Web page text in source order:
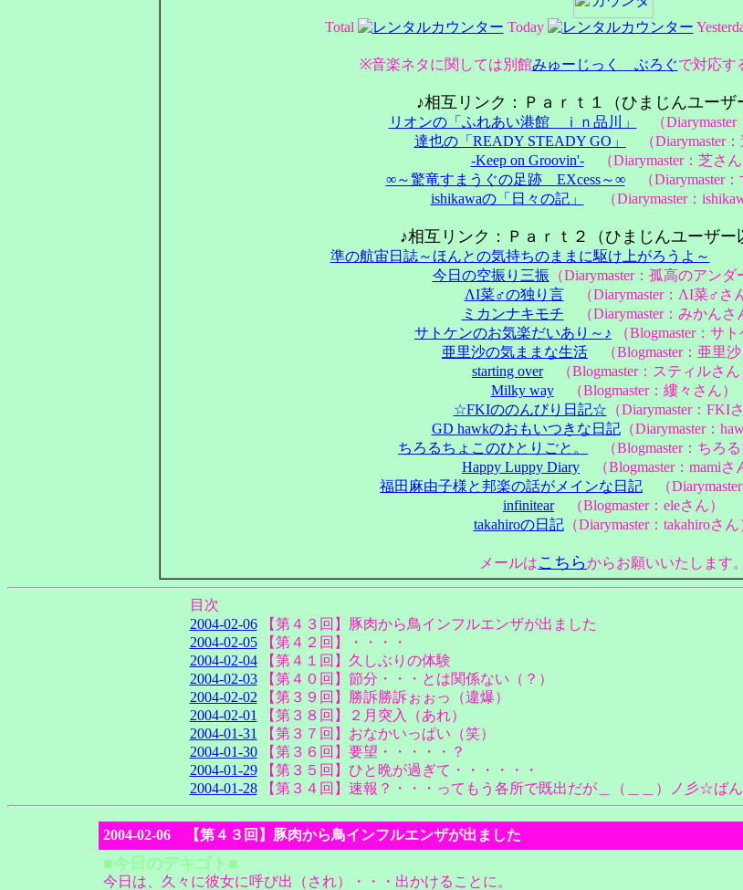
Total Today
※音楽ネタに関しては別館みゅーじっく ぶろぐで対応す
♪相互リンク：Ｐａｒｔ１（ひまじんユーザ
リオンの「ふれあい港館 ｉｎ品川」
（Diarymaster
達也の「READY STEADY GO」
（Diarymaster：
-Keep on Groovin'-（Diarymaster：芝さん
∞～驚竜すまうぐの足跡 EXcess～∞（Diarymaster：
ishikawaの「日々の記」
（Diarymaster：
♪相互リンク：Ｐａｒｔ２（ひまじんユーザー
準の航宙日誌～ほんとの気持ちのままに駆け上がろうよ～
（
今日の空振り三振 （Diarymaster：孤高のアンダ
ΛΙ菜♂の独り言（Diarymaster：ΛΙ菜♂さん
ミカンナキモチ （Diarymaster：みかんさ
サトケンのお気楽だいあり～♪ （Blogmaster：サト
亜里沙の気ままな生活 （Blogmaster：亜里沙
starting over（Blogmaster：スティルさん
Milky way（Blogmaster：縷々さん）
☆FKIののんびり日記☆ （Diarymaster：FKI
GD hawkのおもいつきな日記（Diarymaster：
ちろるちょこのひとりごと。
（Blogmaster：ちろる
Happy Luppy Diary （Blogmaster：mamiさ
福田麻由子様と邦楽の話がメインな日記 （
infinitear（Blogmaster：eleさん）
takahiroの日記（Diarymaster：takahiroさん
メールはこちらからお願いいたします。
目次
2004-02-06【第４３回】豚肉から鳥インフルエンザが出ました
2004-02-05【第４２回】・・・・
2004-02-04【第４１回】久しぶりの体験
2004-02-03【第４０回】節分・・・とは関係ない（？）
2004-02-02 【第３９回】勝訴勝訴ぉぉっ（違爆）
2004-02-01
【第３８回】２月突入（あれ）
2004-01-31
【第３７回】おなかいっぱい（笑）
2004-01-30【第３６回】要望・・・・・？
2004-01-29【第３５回】ひと晩が過ぎて・・・・・・
2004-01-28【第３４回】速報？・・・ってもう各所で既出だが＿（＿＿）ノ彡☆ばん
2004-02-06 【第４３回】豚肉から鳥インフルエンザが出ました
■今日のデキゴト■
今日は、久々に彼女に呼び出（され）・・・出かけることに。